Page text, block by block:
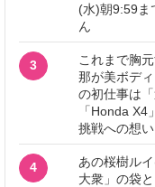
(水)朝9:59ま
ん
3
これまで胸
那が美ボデ
の初仕事は
「Honda
挑戦への想
4
あの桜樹ル
大衆」の袋